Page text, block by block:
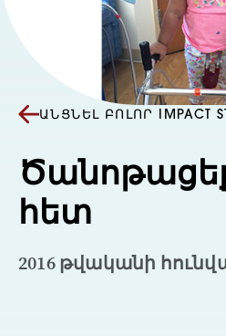
ԱՆՑՆԵԼ ԲՈԼՈՐ IMPACT
հետ
2016 թվականի